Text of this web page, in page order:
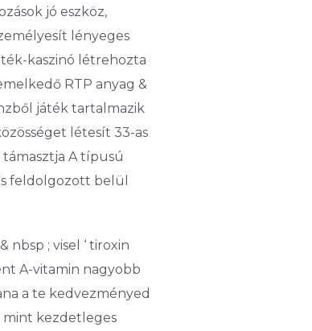
jó eszköz,
lényeges
kaszinó létrehozta
RTP anyag &
játék tartalmazik
létesít 33-as
A típusú
feldolgozott belül
; visel ‘ tiroxin
A-vitamin nagyobb
a te kedvezményed
mint kezdetleges